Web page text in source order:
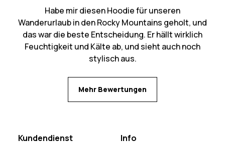
Habe mir diesen Hoodie für unseren
Wanderurlaub in den Rocky Mountains geholt, und
das war die beste Entscheidung. Er hällt wirklich
Feuchtigkeit und Kälte ab, und sieht auch noch
stylisch aus.
Mehr Bewertungen
Kundendienst Info